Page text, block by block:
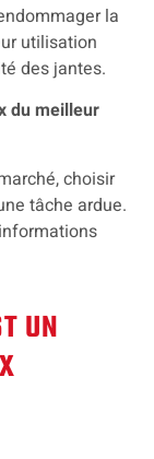
la
utilisation
des jantes.
du meilleur
choisir
tâche ardue.
UN